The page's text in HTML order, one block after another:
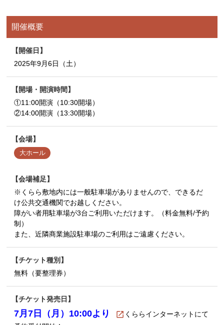
開催概要
開催日
2025年9月6日（土）
開場・開演時間
①11:00開演（10:30開場）
②14:00開演（13:30開場）
会場
大ホール
会場補足
※くらら敷地内には一般駐車場がありませんので、できるだ
け公共交通機関でお越しください。
障がい者用駐車場が3台ご利用いただけます。（料金無料/予約
制）
また、近隣商業施設駐車場のご利用はご遠慮ください。
チケット種別
無料（要整理券）
チケット発売日
7月7日（月）10:00より くららインターネット にて